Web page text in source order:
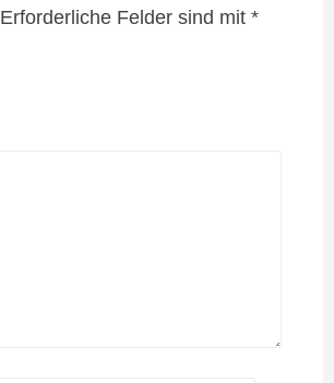
Erforderliche Felder sind mit*